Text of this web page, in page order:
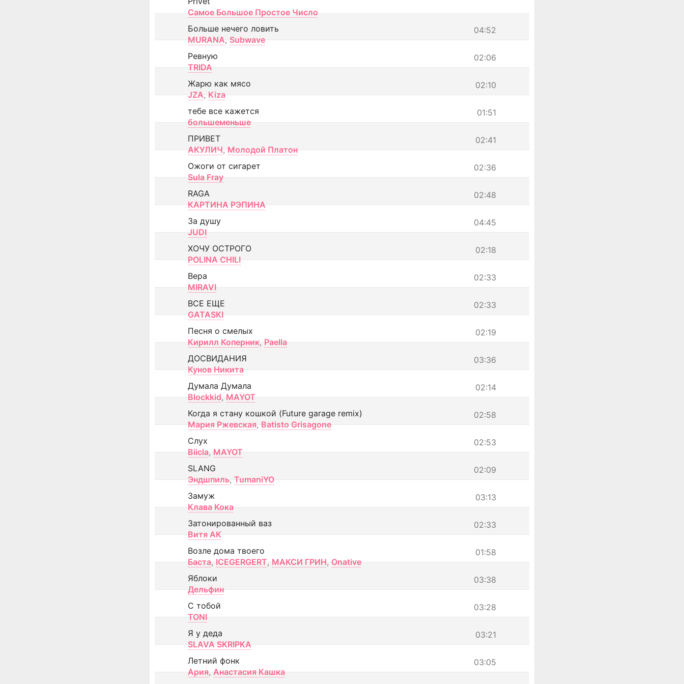
Самое Большое Простое Число
04:52
Больше нечего ловить
MURANA, Subwave
02:06
Ревную
TRIDA
02:10
Жарю как мясо
JZA, Kiza
01:51
тебе все кажется
большеменьше
02:41
ПРИВЕТ
АКУЛИЧ, Молодой Платон
02:36
Ожоги от сигарет
Sula Fray
02:48
RAGA
КАРТИНА РЭПИНА
04:45
За душу
JUDI
02:18
ХОЧУ ОСТРОГО
POLINA CHILI
02:33
Вера
MIRAVI
02:33
ВСЕ ЕЩЕ
GATASKI
02:19
Песня о смелых
Кирилл Коперник, Paella
03:36
ДОСВИДАНИЯ
Кунов Никита
02:14
Думала Думала
Blockkid, MAYOT
02:58
Когда я стану кошкой (Future garage remix)
Мария Ржевская, Batisto Grisagone
02:53
Слух
Biicla, MAYOT
02:09
SLANG
Эндшпиль, TumaniYO
03:13
Замуж
Клава Кока
02:33
Затонированный ваз
Витя АК
01:58
Возле дома твоего
Баста, ICEGERGERT, МАКСИ ГРИН, Onative
03:38
Яблоки
Дельфин
03:28
С тобой
TONI
03:21
Я у деда
SLAVA SKRIPKA
03:05
Летний фонк
Ария, Анастасия Кашка